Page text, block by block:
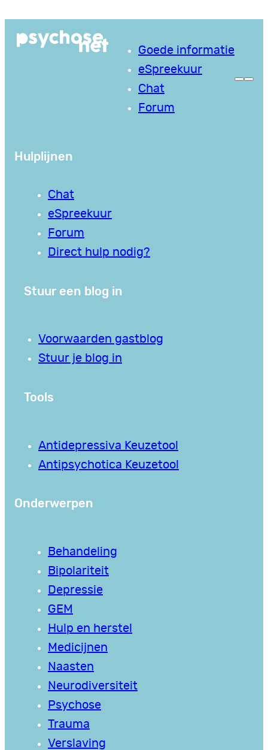
naar
Goede informatie
eSpreekuur
Chat
Forum
Hulplijnen
Chat
eSpreekuur
Forum
Direct hulp nodig?
Stuur een blog in
Voorwaarden gastblog
Stuur je blog in
Tools
Antidepressiva Keuzetool
Antipsychotica Keuzetool
Onderwerpen
Behandeling
Bipolariteit
Depressie
GEM
Hulp en herstel
Medicijnen
Naasten
Neurodiversiteit
Psychose
Trauma
Verslaving